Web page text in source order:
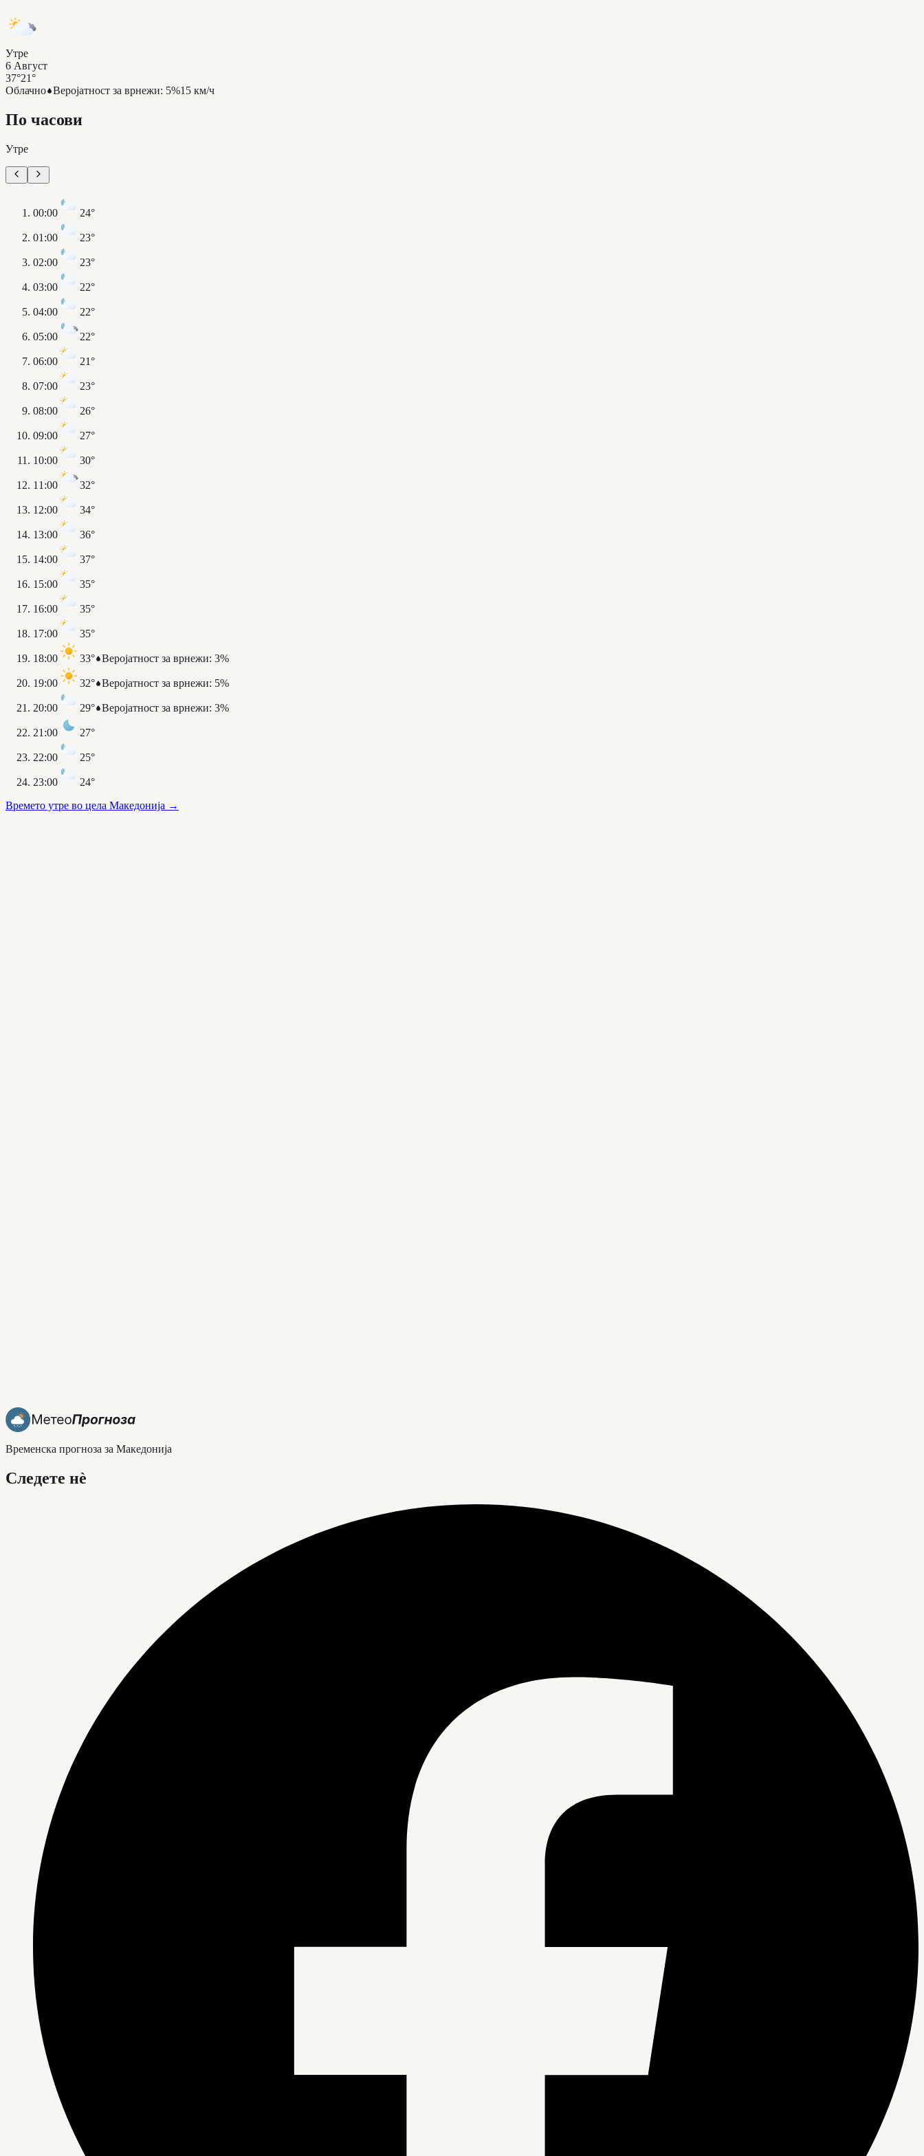
Утре
6 Август
37°21°
Облачно Веројатност за врнежи: 5%15 км/ч
По часови
Утре
00:00 24°
01:00 23°
02:00 23°
03:00 22°
04:00 22°
05:00 22°
06:00 21°
07:00 23°
08:00 26°
09:00 27°
10:00 30°
11:00 32°
12:00 34°
13:00 36°
14:00 37°
15:00 35°
16:00 35°
17:00 35°
18:00 33° Веројатност за врнежи: 3%
19:00 32° Веројатност за врнежи: 5%
20:00 29° Веројатност за врнежи: 3%
21:00 27°
22:00 25°
23:00
24°
Времето утре во цела Македонија →
Временска прогноза за Македонија
Следете нè